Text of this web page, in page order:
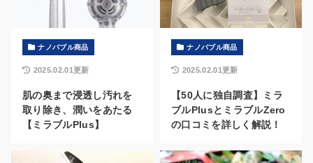
ナノバブル商品
肌の奥まで浸透し汚れを
取り除き、潤いをあたる
【ミラブルPlus】
2025.02.01更新
ナノバブル商品
【50人に独自調査】ミラ
ブルPlusとミラブルZero
の口コミを詳しく解説！
2025.02.01更新